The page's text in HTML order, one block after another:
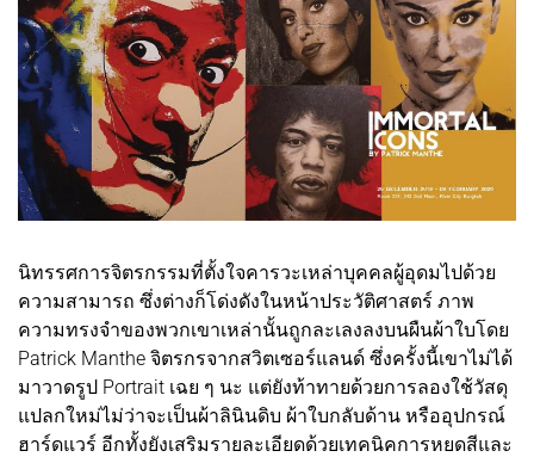
นิทรรศการจิตรกรรมที่ตั้งใจคารวะเหล่าบุคคลผู้อุดมไปด้วย
ความสามารถ ซึ่งต่างก็โด่งดังในหน้าประวัติศาสตร์ ภาพ
ความทรงจำของพวกเขาเหล่านั้นถูกละเลงลงบนผืนผ้าใบโดย
Patrick Manthe จิตรกรจากสวิตเซอร์แลนด์ ซึ่งครั้งนี้เขาไม่ได้
มาวาดรูป Portrait เฉย ๆ นะ แต่ยังท้าทายด้วยการลองใช้วัสดุ
แปลกใหม่ไม่ว่าจะเป็นผ้าลินินดิบ ผ้าใบกลับด้าน หรืออุปกรณ์
ฮาร์ดแวร์ อีกทั้งยังเสริมรายละเอียดด้วยเทคนิคการหยดสีและ